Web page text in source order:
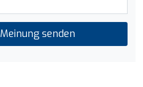
Meinung senden